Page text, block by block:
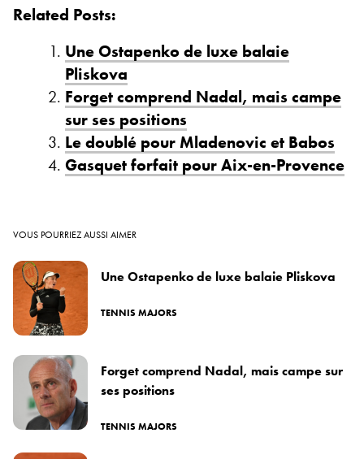
Related Posts:
Une Ostapenko de luxe balaie
Pliskova
Forget comprend Nadal, mais campe
sur ses positions
Le doublé pour Mladenovic et Babos
Gasquet forfait pour Aix-en-Provence
VOUS POURRIEZ AUSSI AIMER
Une Ostapenko de luxe balaie Pliskova
TENNIS MAJORS
Forget comprend Nadal, mais campe sur
ses positions
TENNIS MAJORS